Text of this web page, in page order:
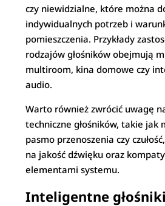
czy niewidzialne, które można
indywidualnych potrzeb i
pomieszczenia. Przykłady
rodzajów głośników obejmują
multiroom, kina domowe czy
audio.
Warto również zwrócić uwagę
techniczne głośników, takie jak
pasmo przenoszenia czy
na jakość dźwięku oraz
elementami systemu.
Inteligentne